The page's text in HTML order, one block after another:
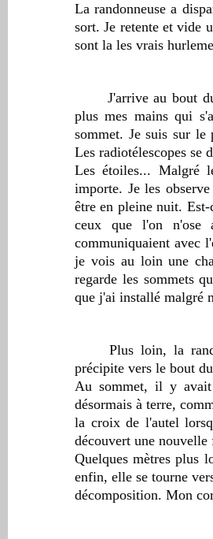
La randonneuse a
sort. Je retente et vide
sont la les vrais
plus mes mains qui
sommet. Je suis sur le
Les radiotélescopes se
Les étoiles... Malgré
importe. Je les
être en pleine nuit.
ceux que l'on n'ose
communiquaient avec
je vois au loin une
regarde les sommets
que j'ai installé malgré
précipite vers le bout
Au sommet, il y avait
désormais à terre,
la croix de l'autel
découvert une nouvelle
Quelques mètres plus
enfin, elle se tourne
décomposition. Mon